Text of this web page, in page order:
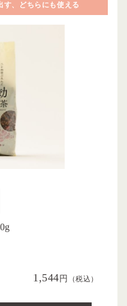
す、どちらにも使える
1,544 円 （税込）